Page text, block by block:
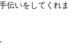
伝いをしてくれま